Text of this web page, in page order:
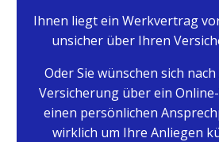
Ihnen liegt ein Werkvertrag
unsicher über Ihren
Oder Sie wünschen sich
Versicherung über ein
einen persönlichen
wirklich um Ihre Anliegen